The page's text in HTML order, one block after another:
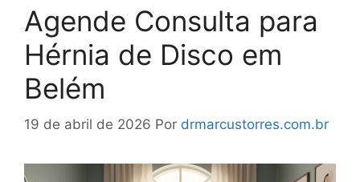
Agende Consulta para
Hérnia de Disco em
Belém
19 de abril de 2026 Por drmarcustorres.com.br